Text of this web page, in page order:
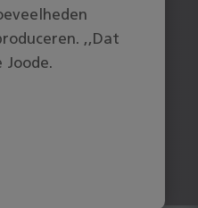
,,Dat
Joode.